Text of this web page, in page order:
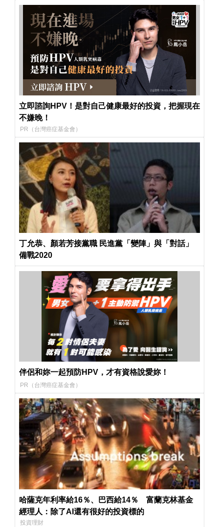
立即諮詢HPV！是對自己健康最好的投資，把握現在
不嫌晚！
PR（台灣癌症基金會）
丁允恭、顏若芳接黨職 民進黨「變陣」與「對話」
備戰2020
伴侶和妳一起預防HPV，才有資格說愛妳！
PR（台灣癌症基金會）
哈薩克年利率給16％、巴西給14％ 富蘭克林基金
經理人：除了AI還有很好的投資標的
投資理財